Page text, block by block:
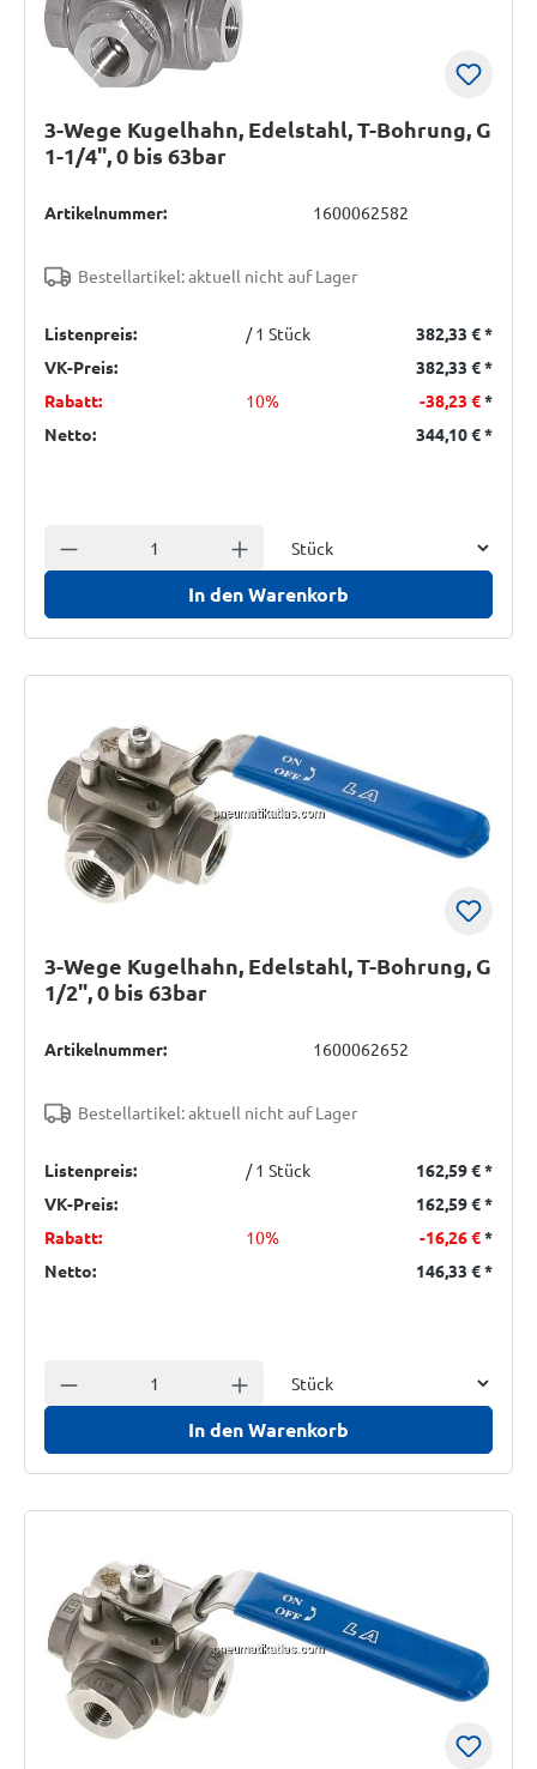
3-Wege Kugelhahn, Edelstahl, T-Bohrung, G
1-1/4", 0 bis 63bar
Artikelnummer: 1600062582
Bestellartikel: aktuell nicht auf Lager
Listenpreis: / 1 Stück 382,33 €*
VK-Preis:
382,33 €*
Rabatt:
10% -38,23 €*
Netto:
344,10 €*
Anzahl verringern Anzahl erhöhen
In den Warenkorb
3-Wege Kugelhahn, Edelstahl, T-Bohrung, G
1/2", 0 bis 63bar
Artikelnummer: 1600062652
Bestellartikel: aktuell nicht auf Lager
Listenpreis: / 1 Stück 162,59 €*
VK-Preis:
162,59 €*
Rabatt:
10% -16,26 €*
Netto:
146,33 €*
Anzahl verringern Anzahl erhöhen
In den Warenkorb